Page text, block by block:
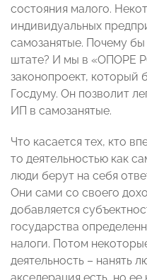
состояния малого.
индивидуальных
самозанятые. Почему
штате? И мы в «ОПОРЕ
законопроект, который
Госдуму. Он позволит
ИП в самозанятые.
Что касается тех, кто
то деятельностью как
люди берут на себя
Они сами со своего
добавляется
государства
налоги. Потом
деятельность – нанять